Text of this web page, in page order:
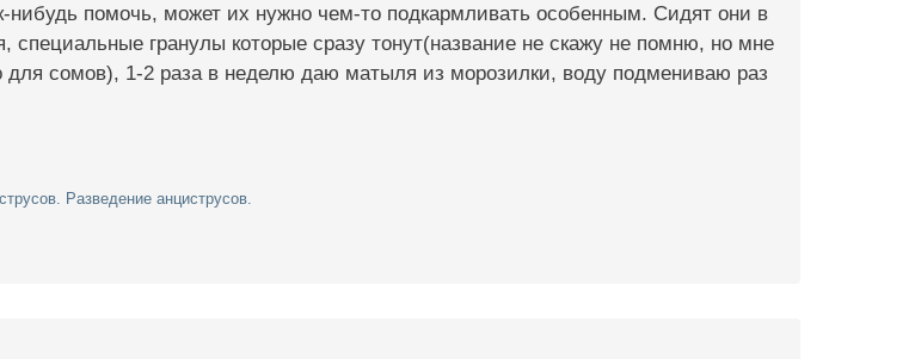
помочь, может их нужно чем-то подкармливать особенным. Сидят они в
гранулы которые сразу тонут(название не скажу не помню, но мне
для сомов), 1-2 раза в неделю даю матыля из морозилки, воду подмениваю раз
Разведение анциструсов.